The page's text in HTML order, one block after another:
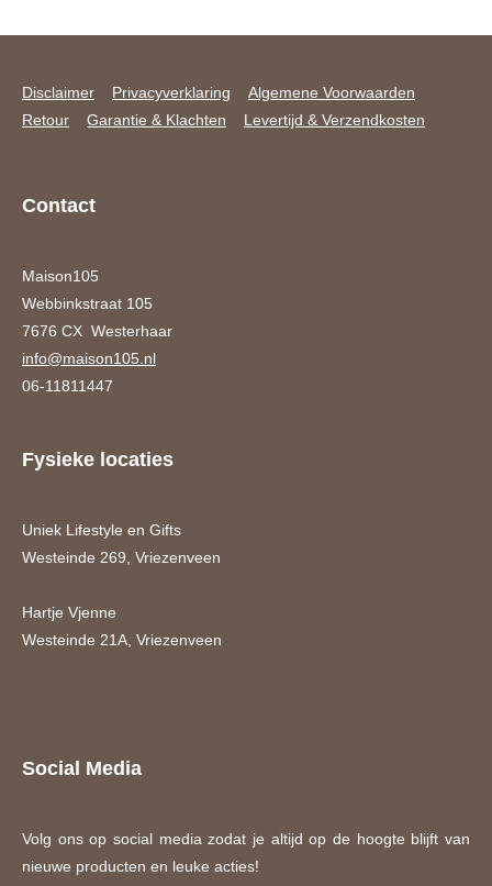
Disclaimer Privacyverklaring
Algemene Voorwaarden
Retour
Garantie & Klachten Levertijd & Verzendkosten
Contact
Maison105
Webbinkstraat 105
7676 CX Westerhaar
info@maison105.nl
06-11811447
Fysieke locaties
Uniek Lifestyle en Gifts
Westeinde 269, Vriezenveen
Hartje Vjenne
Westeinde 21A, Vriezenveen
Social Media
Volg ons op social media zodat je altijd op de hoogte blijft van
nieuwe producten en leuke acties!